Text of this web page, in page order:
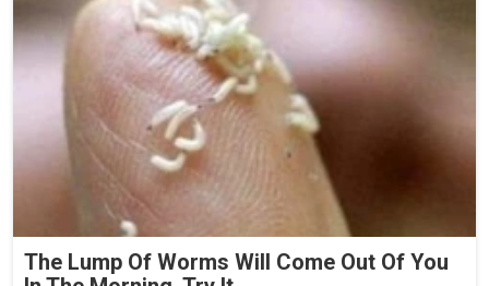
The Lump Of Worms Will Come Out Of You